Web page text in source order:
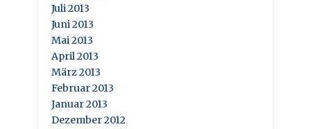
Juli 2013
Juni 2013
Mai 2013
April 2013
März 2013
Februar 2013
Januar 2013
Dezember 2012